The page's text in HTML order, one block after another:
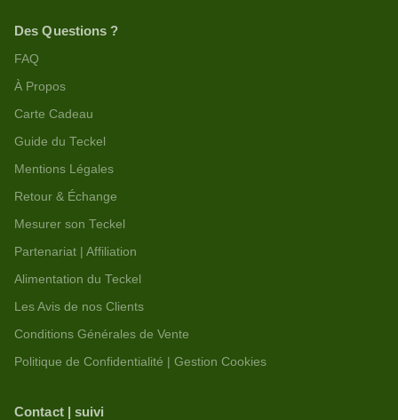
Des Questions ?
FAQ
À Propos
Carte Cadeau
Guide du Teckel
Mentions Légales
Retour & Échange
Mesurer son Teckel
Partenariat | Affiliation
Alimentation du Teckel
Les Avis de nos Clients
Conditions Générales de Vente
Politique de Confidentialité | Gestion Cookies
Contact | suivi